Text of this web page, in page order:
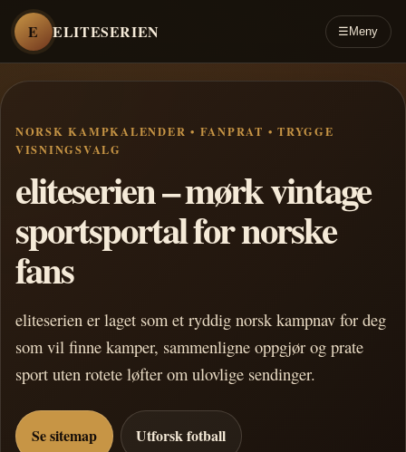
E ELITESERIEN ☰ Meny
NORSK KAMPKALENDER • FANPRAT • TRYGGE
VISNINGSVALG
eliteserien – mørk vintage
sportsportal for norske
fans
eliteserien er laget som et ryddig norsk kampnav for deg
som vil finne kamper, sammenligne oppgjør og prate
sport uten rotete løfter om ulovlige sendinger.
Se sitemap Utforsk fotball